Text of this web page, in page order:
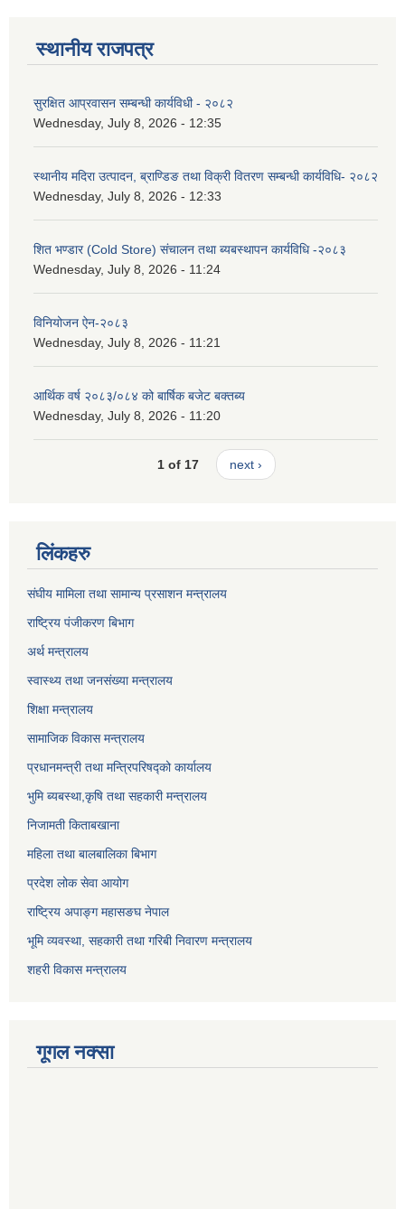
स्थानीय राजपत्र
सुरक्षित आप्रवासन सम्बन्धी कार्यविधी - २०८२
Wednesday, July 8, 2026 - 12:35
स्थानीय मदिरा उत्पादन, ब्राण्डिङ तथा विक्री वितरण सम्बन्धी कार्यविधि- २०८२
Wednesday, July 8, 2026 - 12:33
शित भण्डार (Cold Store) संचालन तथा ब्यबस्थापन कार्यविधि -२०८३
Wednesday, July 8, 2026 - 11:24
विनियोजन ऐन-२०८३
Wednesday, July 8, 2026 - 11:21
आर्थिक वर्ष २०८३/०८४ को बार्षिक बजेट बक्तब्य
Wednesday, July 8, 2026 - 11:20
1 of 17 next ›
लिंकहरु
संघीय मामिला तथा सामान्य प्रसाशन मन्त्रालय
राष्ट्रिय पंजीकरण बिभाग
अर्थ मन्त्रालय
स्वास्थ्य तथा जनसंख्या मन्त्रालय
शिक्षा मन्त्रालय
सामाजिक विकास मन्त्रालय
प्रधानमन्त्री तथा मन्त्रिपरिषद्को कार्यालय
भुमि ब्यबस्था,कृषि तथा सहकारी मन्त्रालय
निजामती किताबखाना
महिला तथा बालबालिका बिभाग
प्रदेश लोक सेवा आयोग
राष्ट्रिय अपाङ्ग महासङघ नेपाल
भूमि व्यवस्था, सहकारी तथा गरिबी निवारण मन्त्रालय
शहरी विकास मन्त्रालय
गूगल नक्सा